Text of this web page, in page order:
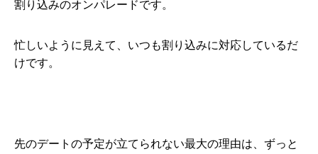
割り込みのオンパレードです。
忙しいように見えて、いつも割り込みに対応しているだ
けです。
先のデートの予定が立てられない最大の理由は、ずっと